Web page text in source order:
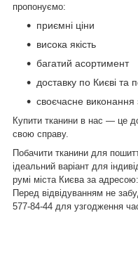
пропонуємо:
приємні ціни
висока якість
багатий асортимент
доставку по Києві та
своєчасне
Купити тканини в нас — це
свою справу.
Побачити тканини для
ідеальний варіант для
румі міста Києва за
Перед відвідуванням не
577-84-44 для узгодження